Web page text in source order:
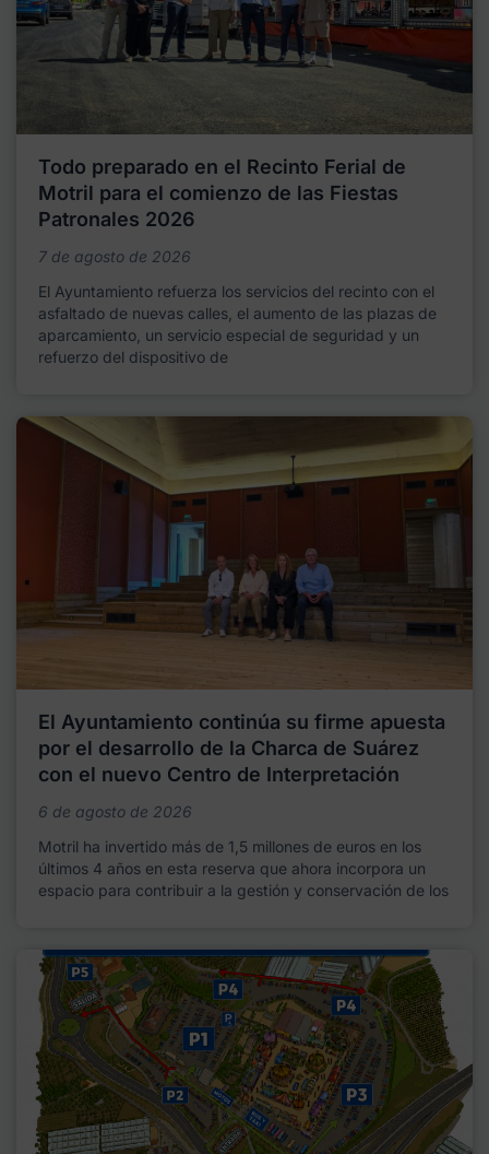
Todo preparado en el Recinto Ferial de
Motril para el comienzo de las Fiestas
Patronales 2026
7 de agosto de 2026
El Ayuntamiento refuerza los servicios del recinto con el
asfaltado de nuevas calles, el aumento de las plazas de
aparcamiento, un servicio especial de seguridad y un
refuerzo del dispositivo de
El Ayuntamiento continúa su firme apuesta
por el desarrollo de la Charca de Suárez
con el nuevo Centro de Interpretación
6 de agosto de 2026
Motril ha invertido más de 1,5 millones de euros en los
últimos 4 años en esta reserva que ahora incorpora un
espacio para contribuir a la gestión y conservación de los